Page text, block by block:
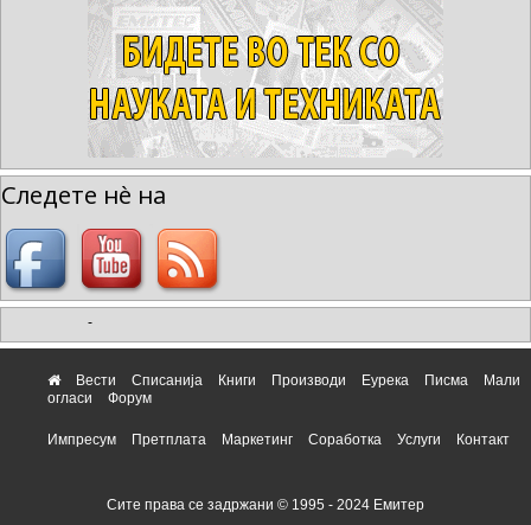
Следете нè на
-
Вести Списанија Книги Производи Еурека Писма
Мали
огласи
Форум
Импресум Претплата Маркетинг Соработка Услуги Контакт
Сите права се задржани © 1995 - 2024 Емитер